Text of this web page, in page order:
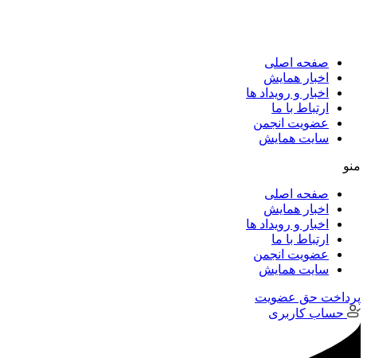
صفحه اصلی
اخبار همایش
اخبار و رویداد ها
ارتباط با ما
عضویت انجمن
سایت همایش
منو
صفحه اصلی
اخبار همایش
اخبار و رویداد ها
ارتباط با ما
عضویت انجمن
سایت همایش
پرداخت حق عضویت
حساب کاربری